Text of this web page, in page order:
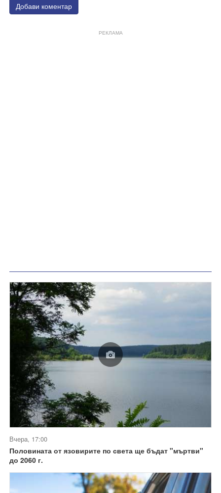
Добави коментар
РЕКЛАМА
Вчера, 17:00
Половината от язовирите по света ще бъдат "мъртви"
до 2060 г.